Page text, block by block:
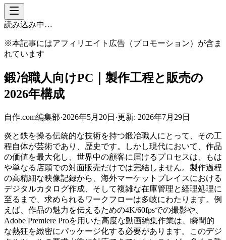
読み込み中…
※本記事にはアフィリエイト広告（プロモーション）が含ま
れています
鍛冶職人向けPC｜製作工程と販売の
2026年構成
自作.com編集部·2026年5月20日 ·更新: 2026年7月29日
炎と鉄を操る伝統的な技術を持つ鍛冶職人にとって、その工
程自体が芸術であり、歴史です。しかし現代において、作品
の価値を最大化し、世界中の顧客に届けるプロセスは、もは
や単なる店頭での対面販売だけでは完結しません。製作過程
の高精細な映像記録から、海外マーケットプレイスにおける
デジタルカタログ作成、そして複雑な在庫管理と経理処理に
至るまで、求められるワークフローは多岐にわたります。例
えば、作品の魅力を伝えるための4K/60fpsでの撮影や、
Adobe Premiere Proを用いた高度な動画編集作業は、瞬間的
な熱狂を緻密にパッケージ化する必要があります。このデジ